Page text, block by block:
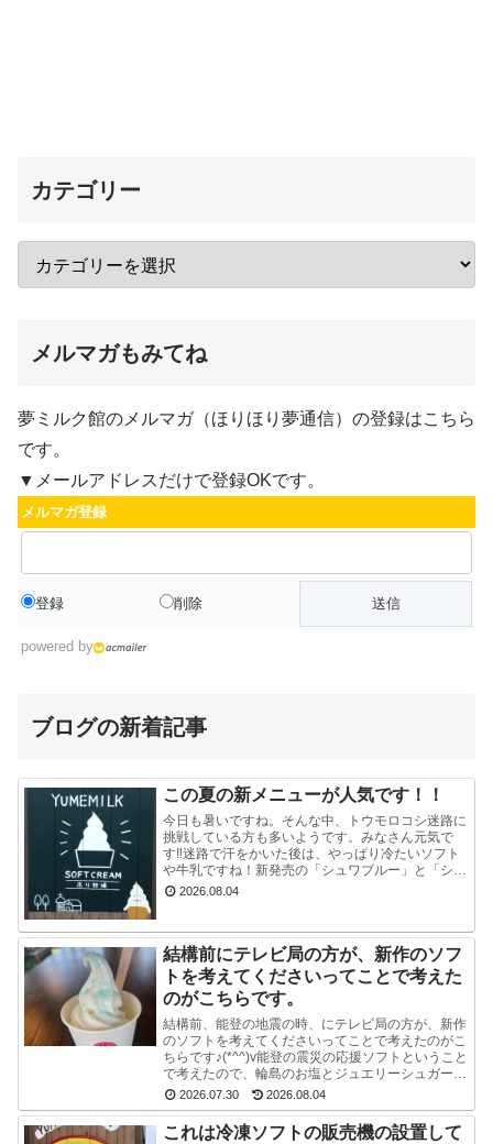
カテゴリー
メルマガもみてね
夢ミルク館のメルマガ（ほりほり夢通信）の登録はこちら
です。
▼メールアドレスだけで登録OKです。
メルマガ登録
登録 削除
powered by
ブログの新着記事
この夏の新メニューが人気です！！
今日も暑いですね。そんな中、トウモロコシ迷路に
挑戦している方も多いようです。みなさん元気で
す‼迷路で汗をかいた後は、やっぱり冷たいソフト
や牛乳ですね！新発売の「シュワブルー」と「シュ
ワグリーン」が只今人気ですぐに売り切れてしまい
2026.08.04
結構前にテレビ局の方が、新作のソフ
トを考えてくださいってことで考えた
のがこちらです。
結構前、能登の地震の時、にテレビ局の方が、新作
のソフトを考えてくださいってことで考えたのがこ
ちらです♪(*^^)v能登の震災の応援ソフトということ
で考えたので、輪島のお塩とジュエリーシュガーを
使い、海をイメージした水色のスマイルソフトを作
り...
2026.07.30 2026.08.04
これは冷凍ソフトの販売機の設置して